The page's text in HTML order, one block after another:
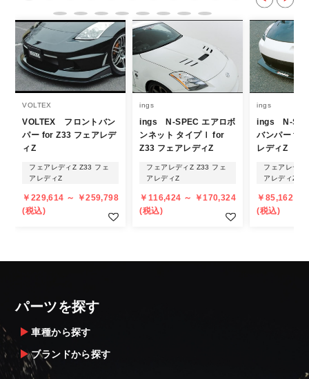
・決済後の正式注文後のキャンセルや変更は
不可となりますので、商品やカラー等、お間
違い無いようお願い致します。
※商品写真は実際の商品とカラーやイメー
ジが若干異なる場合もございます。
商品名や説明等でご確認ください。
発送について
個人宅への直送・営業所止めができないこと
があることはご了承ください。
また、小さな商品でも、メーカーによって
・発送先に、塗装・取付店等の業者様をご指
・メーカーによっては、配送先が自動車関連
業者でなければ、配送出来ないことがあるこ
とは予めご了承ください。
お届け商品について
VOLTEX
VOLTEX フロントバン
パー for Z33 フェアレデ
ィZ
フェアレディZ Z33 フェ
アレディZ
￥229,614 ～ ￥259,798
(税込)
ings
ings N-SPEC エアロボ
ンネット タイプⅠ for
Z33 フェアレディZ
フェアレディZ Z33 フェ
アレディZ
￥116,424 ～ ￥170,324
(税込)
ings
ings N-
バンパー for
レディZ
フェアレデ
アレディZ
￥85,162 ～
(税込)
パーツを探す
車種から探す
ブランドから探す